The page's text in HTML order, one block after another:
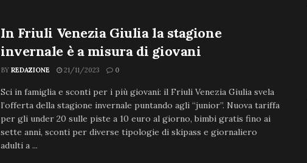
In Friuli Venezia Giulia la stagione
invernale è a misura di giovani
BY REDAZIONE 21/11/2023 0
Sci in famiglia e sconti per i più giovani: il Friuli Venezia Giulia svela
l’offerta della stagione invernale puntando agli “junior”. Nuova tariffa
per gli under 20 sulle piste a 10 euro al giorno, bimbi gratis fino ai
sette anni, sconti per diverse tipologie di skipass e giornaliero
adulti a ...